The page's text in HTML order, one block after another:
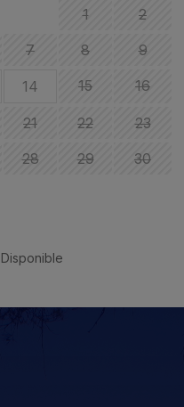
1
2
7 8
9
14 15 16
21 22
23
28 29
30
Disponible